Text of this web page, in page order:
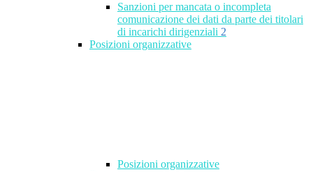
Sanzioni per mancata o incompleta
comunicazione dei dati da parte dei titolari
di incarichi dirigenziali 2
Posizioni organizzative
Posizioni organizzative